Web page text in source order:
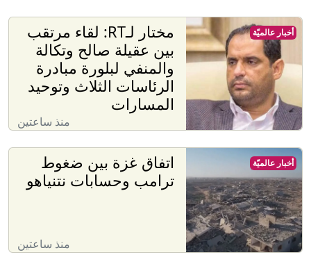
مختار لـRT: لقاء مرتقب
بين عقيلة صالح وتكالة
والمنفي لبلورة مبادرة
الرئاسات الثلاث وتوحيد
المسارات
منذ ساعتين
أخبار عالميّة
اتفاق غزة بين ضغوط
ترامب وحسابات نتنياهو
منذ ساعتين
أخبار عالميّة